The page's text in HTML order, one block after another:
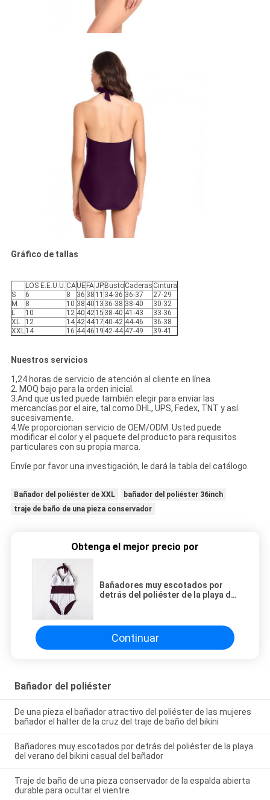
Gráfico de tallas
LOS E.E.U.U. CAUE FA JP BustoCaderas Cintura
S
6 8 36 38 11 34-36 36-37
27-29
M
8 10 38 40 13 36-38 38-40
30-32
L
10 12 40 4215 38-40 41-43
33-36
XL
12 14 42 4417 40-42 44-46
36-38
XXL14 16 44 46 19 42-44 47-49 39-41
Nuestros servicios
1,24 horas de servicio de atención al cliente en línea.
2. MOQ bajo para la orden inicial.
3.And que usted puede también elegir para enviar las
mercancías por el aire, tal como DHL, UPS, Fedex, TNT y así
sucesivamente.
4.We proporcionan servicio de OEM/ODM. Usted puede
modificar el color y el paquete del producto para requisitos
particulares con su propia marca.
Envíe por favor una investigación, le dará la tabla del catálogo.
Bañador del poliéster de XXL
bañador del poliéster 36inch
traje de baño de una pieza conservador
Obtenga el mejor precio por
Bañadores muy escotados por
detrás del poliéster de la playa del
Continuar
Bañador del poliéster
De una pieza el bañador atractivo del poliéster de las mujeres
bañador el halter de la cruz del traje de baño del bikini
Bañadores muy escotados por detrás del poliéster de la playa
del verano del bikini casual del bañador
Traje de baño de una pieza conservador de la espalda abierta
durable para ocultar el vientre